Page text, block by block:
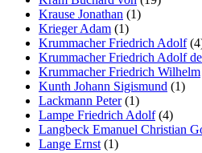
Krause Jonathan (1)
Krieger Adam (1)
Krummacher Friedrich Adolf
Krummacher Friedrich Adolf
Krummacher Friedrich Wilhelm
Kunth Johann Sigismund (1)
Lackmann Peter(1)
Lampe Friedrich Adolf(4)
Langbeck Emanuel Christian
Lange Ernst (1)